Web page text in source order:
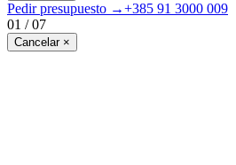
Pedir presupuesto →+385 91 3000 009
01 / 07
Cancelar ×